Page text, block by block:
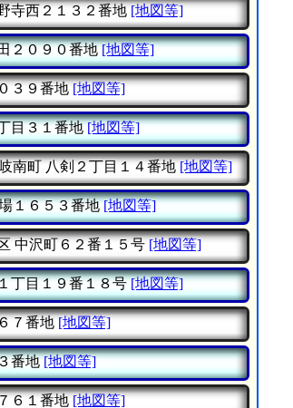
寺西２１３２番地 [地図等]
２０９０番地 [地図等]
３９番地 [地図等]
目３１番地 [地図等]
南町 八剣２丁目１４番地 [地図等]
１６５３番地 [地図等]
中沢町６２番１５号 [地図等]
丁目１９番１８号 [地図等]
７番地 [地図等]
番地 [地図等]
６１番地 [地図等]